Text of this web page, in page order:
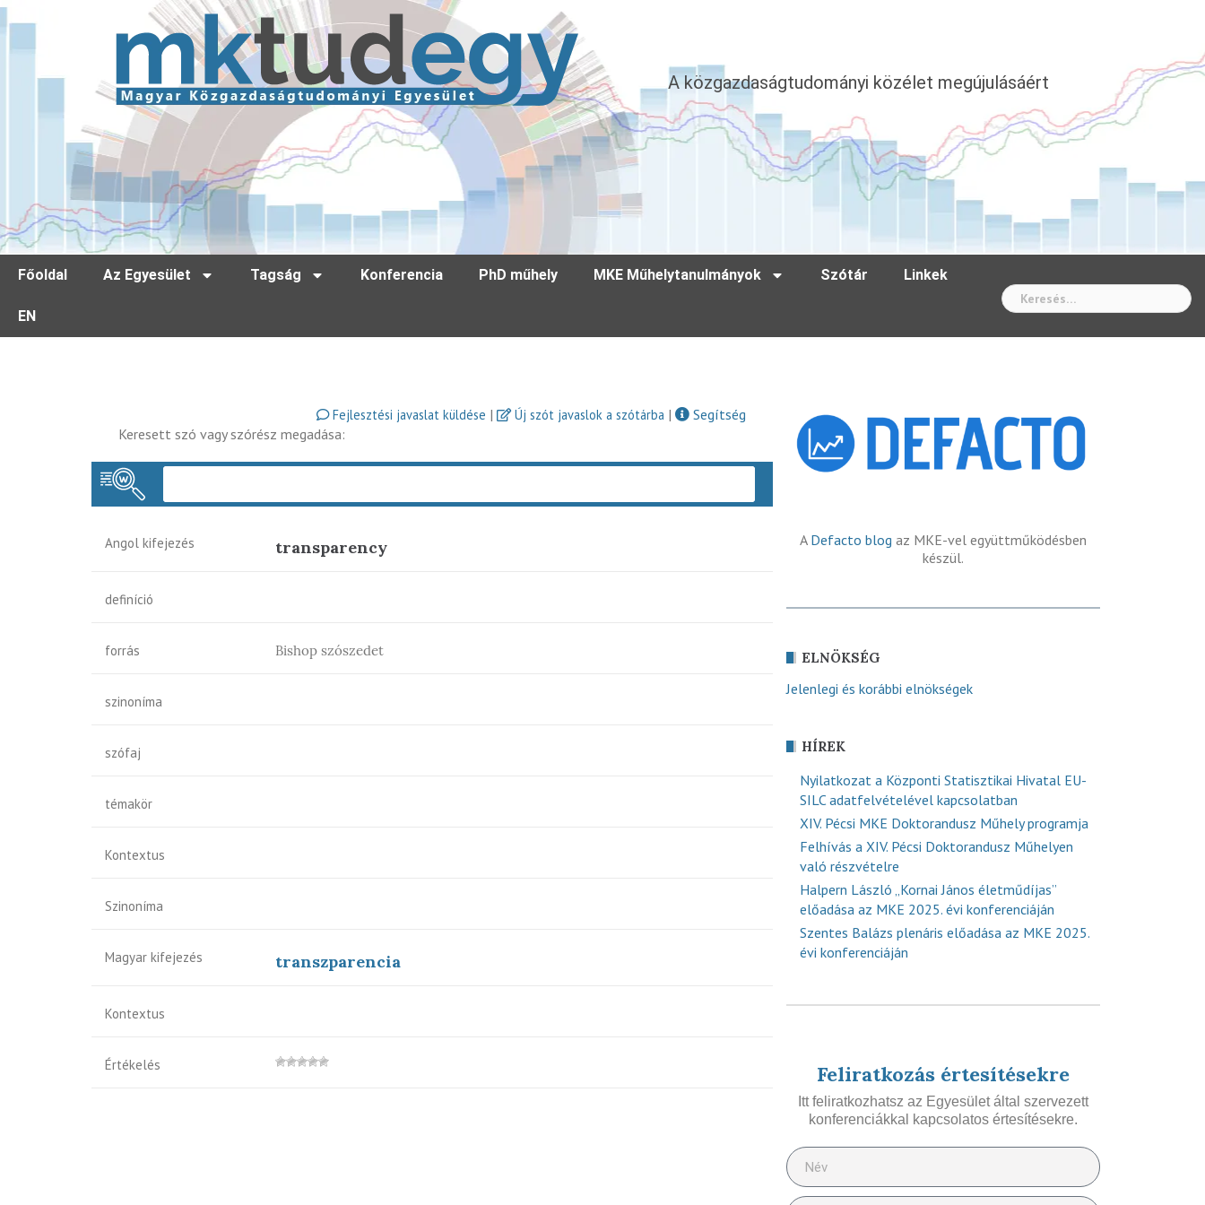
A közgazdaságtudományi közélet megújulásáért
Főoldal Az Egyesület Tagság Konferencia PhD műhely MKE Műhelytanulmányok Szótár Linkek
EN
Fejlesztési javaslat küldése | Új szót javaslok a szótárba |
Segítség
Keresett szó vagy szórész megadása:
Angol kifejezés transparency
definíció
forrás Bishop szószedet
szinoníma
szófaj
témakör
Kontextus
Szinoníma
Magyar kifejezés transzparencia
Kontextus
Értékelés
A Defacto blog az MKE-vel együttműködésben
készül.
ELNÖKSÉG
Jelenlegi és korábbi elnökségek
HÍREK
Nyilatkozat a Központi Statisztikai Hivatal EU-
SILC adatfelvételével kapcsolatban
XIV. Pécsi MKE Doktorandusz Műhely programja
Felhívás a XIV. Pécsi Doktorandusz Műhelyen
való részvételre
Halpern László „Kornai János életműdíjas”
előadása az MKE 2025. évi konferenciáján
Szentes Balázs plenáris előadása az MKE 2025.
évi konferenciáján
Feliratkozás értesítésekre
Itt feliratkozhatsz az Egyesület által szervezett
konferenciákkal kapcsolatos értesítésekre.